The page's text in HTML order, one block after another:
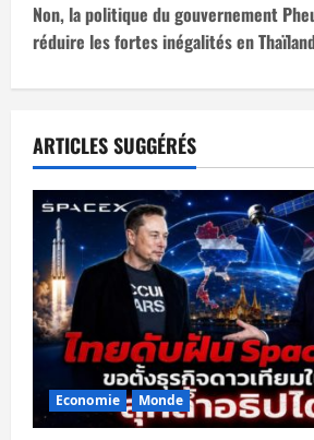
g
a
t
i
o
n
d
’
a
Non, la politique du gouvernement
réduire les fortes inégalités en
ARTICLES SUGGÉRÉS
Economie Monde